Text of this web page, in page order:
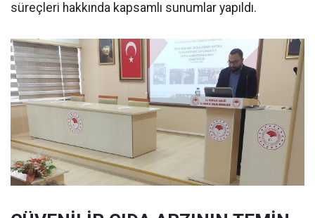
süreçleri hakkında kapsamlı sunumlar yapıldı.